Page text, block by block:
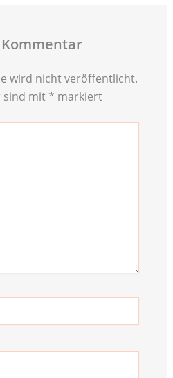
wird nicht veröffentlicht.
sind mit * markiert